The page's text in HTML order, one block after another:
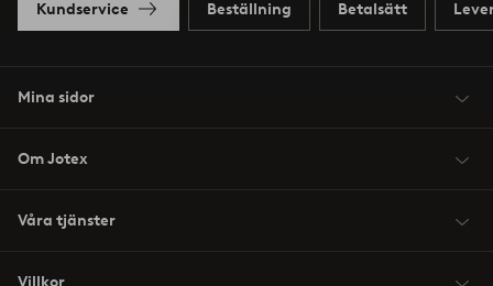
Kundservice Beställning Betalsätt
Mina sidor
Om Jotex
Våra tjänster